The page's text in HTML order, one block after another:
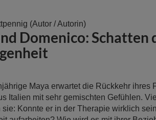
(Autor / Autorin)
Domenico: Schatten
Maya erwartet die Rückkehr ihres
Italien mit sehr gemischten Gefühlen.
sie: Konnte er in der Therapie wirklich